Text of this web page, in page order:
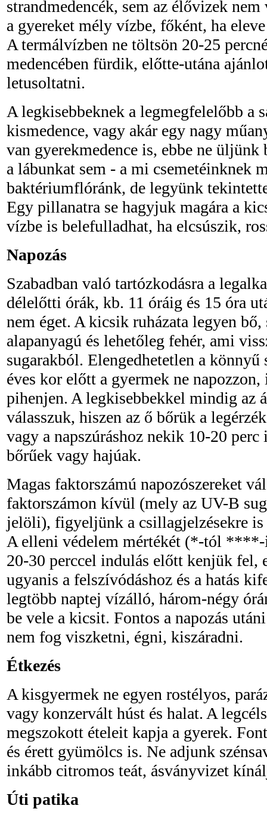
strandmedencék, sem az élővizek
a gyereket mély vízbe, főként, ha
A termálvízben ne töltsön 20-25
medencében fürdik, előtte-utána
letusoltatni.
A legkisebbeknek a legmegfelelőbb a
kismedence, vagy akár egy nagy
van gyerekmedence is, ebbe ne üljünk
a lábunkat sem - a mi csemetéinknek
baktériumflóránk, de legyünk
Egy pillanatra se hagyjuk magára a
vízbe is belefulladhat, ha elcsúszik,
Napozás
Szabadban való tartózkodásra a
délelőtti órák, kb. 11 óráig és 15 óra
nem éget. A kicsik ruházata legyen
alapanyagú és lehetőleg fehér, ami
sugarakból. Elengedhetetlen a
éves kor előtt a gyermek ne
pihenjen. A legkisebbekkel mindig az
válasszuk, hiszen az ő bőrük a
vagy a napszúráshoz nekik 10-20
bőrűek vagy hajúak.
Magas faktorszámú napozószereket
faktorszámon kívül (mely az UV-B
jelöli), figyeljünk a csillagjelzésekre is
A elleni védelem mértékét (*-tól
20-30 perccel indulás előtt kenjük fel,
ugyanis a felszívódáshoz és a hatás
legtöbb naptej vízálló, három-négy
be vele a kicsit. Fontos a napozás
nem fog viszketni, égni, kiszáradni.
Étkezés
A kisgyermek ne egyen rostélyos,
vagy konzervált húst és halat. A
megszokott ételeit kapja a gyerek.
és érett gyümölcs is. Ne adjunk
inkább citromos teát, ásványvizet
Úti patika